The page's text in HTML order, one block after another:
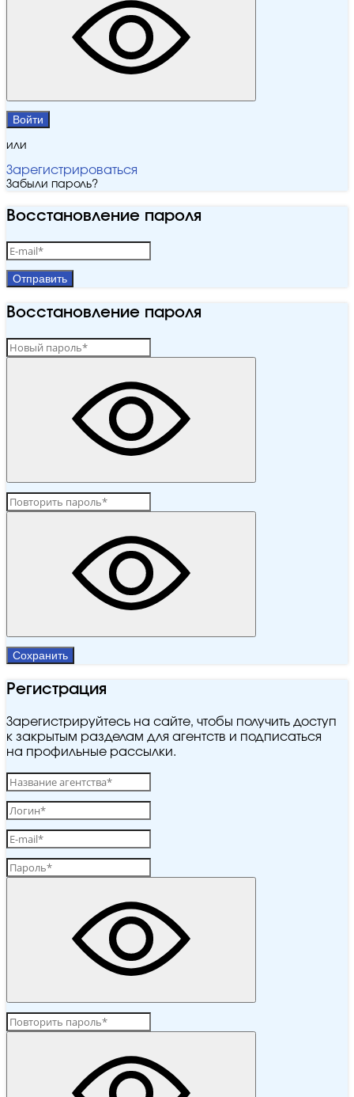
Войти
или
Зарегистрироваться
Забыли пароль?
Восстановление пароля
Отправить
Восстановление пароля
Сохранить
Регистрация
Зарегистрируйтесь на сайте, чтобы получить доступ
к закрытым разделам для агентств и подписаться
на профильные рассылки.